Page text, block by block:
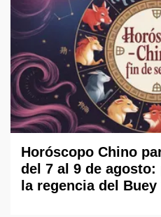
Horóscopo Chino
del 7 al 9 de
la regencia del